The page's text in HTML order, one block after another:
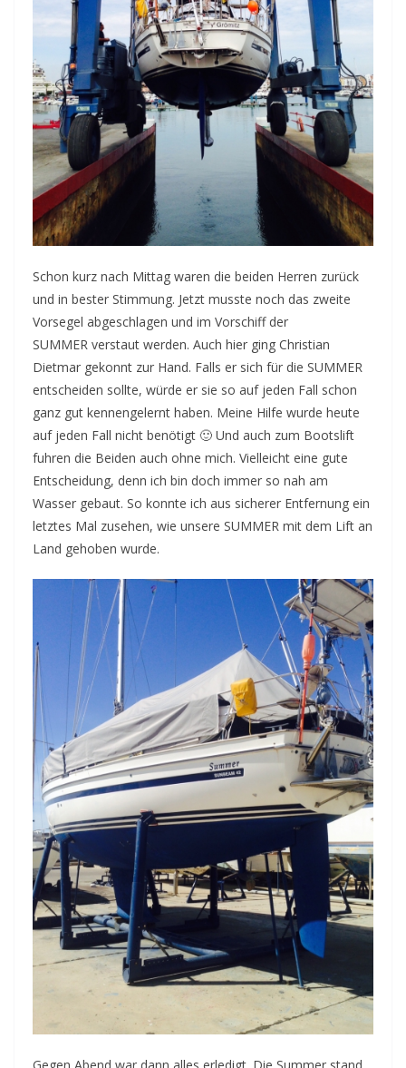
Schon kurz nach Mittag waren die beiden Herren zurück
und in bester Stimmung. Jetzt musste noch das zweite
Vorsegel abgeschlagen und im Vorschiff der
SUMMER verstaut werden. Auch hier ging Christian
Dietmar gekonnt zur Hand. Falls er sich für die SUMMER
entscheiden sollte, würde er sie so auf jeden Fall schon
ganz gut kennengelernt haben. Meine Hilfe wurde heute
auf jeden Fall nicht benötigt 🙂 Und auch zum Bootslift
fuhren die Beiden auch ohne mich. Vielleicht eine gute
Entscheidung, denn ich bin doch immer so nah am
Wasser gebaut. So konnte ich aus sicherer Entfernung ein
letztes Mal zusehen, wie unsere SUMMER mit dem Lift an
Land gehoben wurde.
Gegen Abend war dann alles erledigt. Die Summer stand